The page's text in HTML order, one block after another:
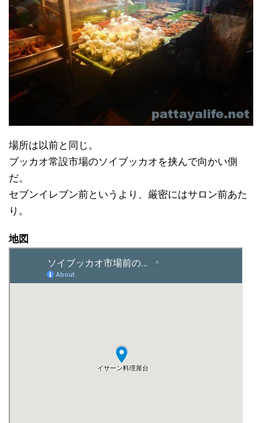
場所は以前と同じ。
ブッカオ常設市場のソイブッカオを挟んで向かい側
だ。
セブンイレブン前というより、厳密にはサロン前あた
り。
地図